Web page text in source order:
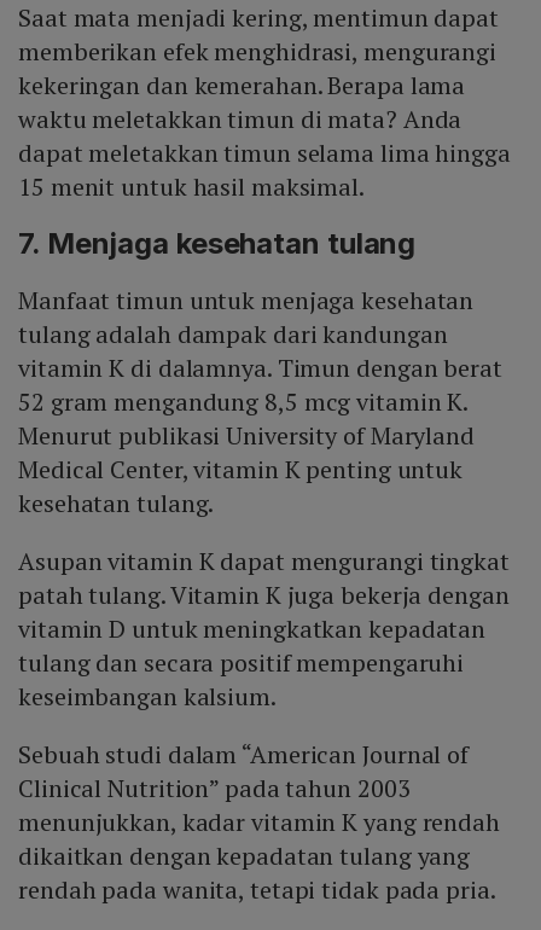
Saat mata menjadi kering, mentimun dapat
memberikan efek menghidrasi, mengurangi
kekeringan dan kemerahan. Berapa lama
waktu meletakkan timun di mata? Anda
dapat meletakkan timun selama lima hingga
15 menit untuk hasil maksimal.
7. Menjaga kesehatan tulang
Manfaat timun untuk menjaga kesehatan
tulang adalah dampak dari kandungan
vitamin K di dalamnya. Timun dengan berat
52 gram mengandung 8,5 mcg vitamin K.
Menurut publikasi University of Maryland
Medical Center, vitamin K penting untuk
kesehatan tulang.
Asupan vitamin K dapat mengurangi tingkat
patah tulang. Vitamin K juga bekerja dengan
vitamin D untuk meningkatkan kepadatan
tulang dan secara positif mempengaruhi
keseimbangan kalsium.
Sebuah studi dalam “American Journal of
Clinical Nutrition” pada tahun 2003
menunjukkan, kadar vitamin K yang rendah
dikaitkan dengan kepadatan tulang yang
rendah pada wanita, tetapi tidak pada pria.